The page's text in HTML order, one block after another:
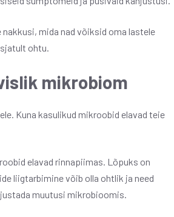
mida nad võiksid oma lastele
ohtu.
mikrobiom
Kuna kasulikud mikroobid elavad teie
elavad rinnapiimas. Lõpuks on
liigtarbimine võib olla ohtlik ja need
muutusi mikrobioomis.